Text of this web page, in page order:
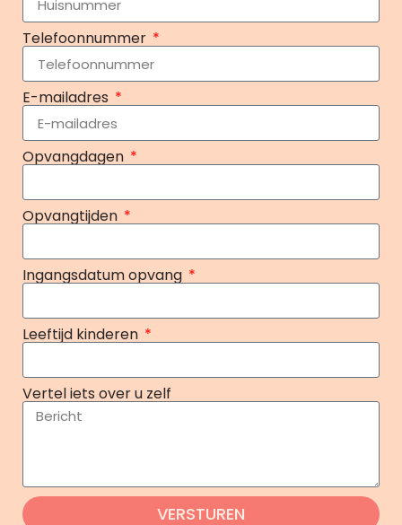
Telefoonnummer
E-mailadres
Opvangdagen
Opvangtijden
Ingangsdatum opvang
Leeftijd kinderen
Vertel iets over u zelf
VERSTUREN